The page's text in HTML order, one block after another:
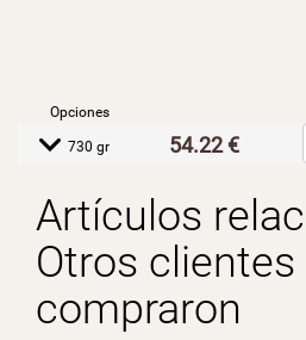
Opciones
E 730 gr 54.22 €
Artículos
Otros clientes
compraron